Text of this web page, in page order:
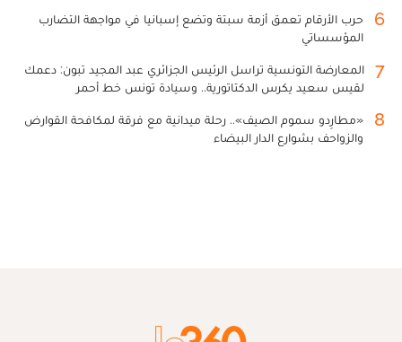
6
حرب الأرقام تعمق أزمة سبتة وتضع إسبانيا في مواجهة التضارب
المؤسساتي
7
المعارضة التونسية تراسل الرئيس الجزائري عبد المجيد تبون: دعمك
لقيس سعيد يكرس الدكتاتورية.. وسيادة تونس خط أحمر
8
«مطارِدو سموم الصيف».. رحلة ميدانية مع فرقة لمكافحة القوارض
والزواحف بشوارع الدار البيضاء